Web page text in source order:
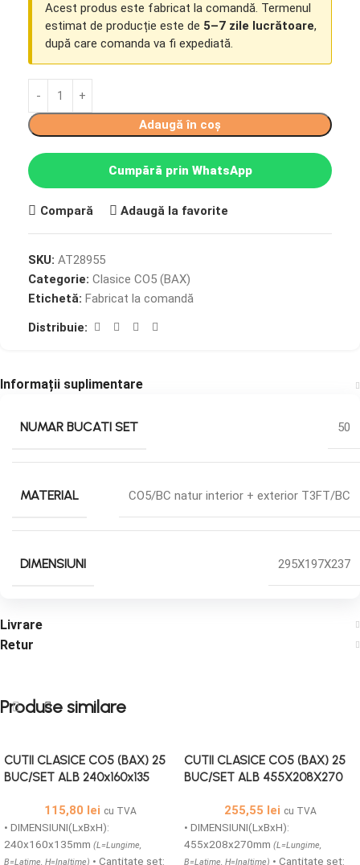
Acest produs este fabricat la comandă. Termenul
estimat de producție este de 5–7 zile lucrătoare,
după care comanda va fi expediată.
Adaugă în coș
Cumpără prin WhatsApp
Compară Adaugă la favorite
SKU: AT28955
Categorie: Clasice CO5 (BAX)
Etichetă: Fabricat la comandă
Distribuie:
Informații suplimentare
NUMAR BUCATI SET 50
MATERIAL CO5/BC natur interior + exterior T3FT/BC
DIMENSIUNI 295X197X237
Livrare
Retur
Produse similare
CUTII CLASICE CO5 (BAX) 25
BUC/SET ALB 240x160x135
115,80 lei cu TVA
• DIMENSIUNI(LxBxH):
240x160x135mm (L=Lungime,
B=Latime, H=Inaltime) • Cantitate set:
CUTII CLASICE CO5 (BAX) 25
BUC/SET ALB 455X208X270
255,55 lei cu TVA
• DIMENSIUNI(LxBxH):
455x208x270mm (L=Lungime,
B=Latime, H=Inaltime) • Cantitate set: